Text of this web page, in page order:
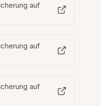
auf
auf
auf